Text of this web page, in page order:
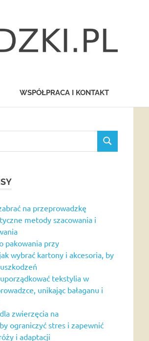
WSPÓŁPRACA I KONTAKT
SEARCH
na przeprowadzkę
metody szacowania i
pakowania przy
wybrać kartony i akcesoria, by
tekstylia w
unikając bałaganu i
zwierzęcia na
ograniczyć stres i zapewnić
i adaptacji